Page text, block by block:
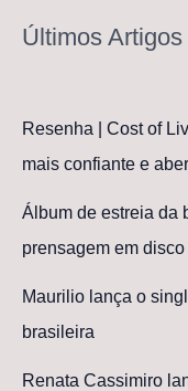
Últimos Artigos
Resenha | Cost of
mais confiante e
Álbum de estreia da
prensagem em disco
Maurilio lança o
brasileira
Renata Cassimiro